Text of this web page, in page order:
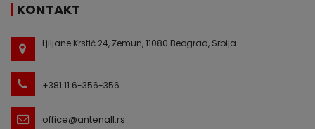
KONTAKT
Ljiljane Krstić 24, Zemun, 11080 Beograd, Srbija
+381 11 6-356-356
office@antenall.rs